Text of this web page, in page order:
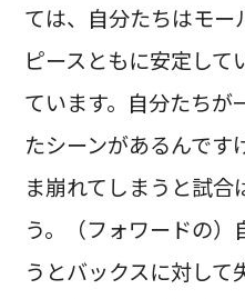
ては、自分たちはモー
ピースともに安定して
ています。自分たちが
たシーンがあるんです
ま崩れてしまうと試合
う。（フォワードの
うとバックスに対し